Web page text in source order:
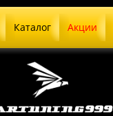
Каталог Акции